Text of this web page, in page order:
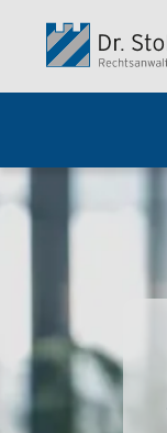
Direkt zum Inhalt